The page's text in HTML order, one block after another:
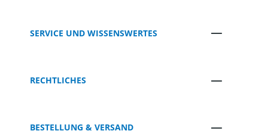
SERVICE UND WISSENSWERTES
RECHTLICHES
BESTELLUNG & VERSAND